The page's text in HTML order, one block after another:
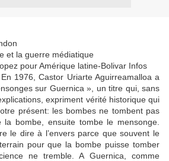
et la guerre médiatique
pour Amérique latine-Bolivar Infos
1976, Castor Uriarte Aguirreamalloa a
sur Guernica », un titre qui, sans
expriment vérité historique qui
présent: les bombes ne tombent pas
la bombe, ensuite tombe le mensonge.
le dire à l’envers parce que souvent le
pour que la bombe puisse tomber
ne tremble. A Guernica, comme